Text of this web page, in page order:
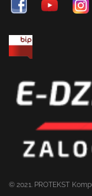
© 2021. PROTEKST